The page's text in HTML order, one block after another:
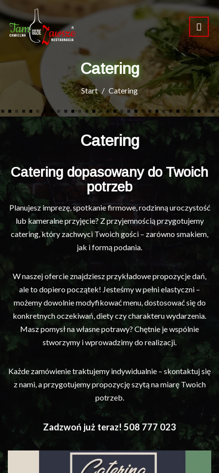
Catering
Start Catering
Catering
Catering dopasowany do Twoich
potrzeb
Planujesz imprezę, spotkanie firmowe, rodzinną uroczystość
lub kameralne przyjęcie? Z przyjemnością przygotujemy
catering, który zachwyci Twoich gości – zarówno smakiem,
jak i formą podania.
W naszej ofercie znajdziesz przykładowe propozycje dań,
ale to dopiero początek! Jesteśmy w pełni elastyczni –
możemy dowolnie modyfikować menu, dostosować się do
konkretnych oczekiwań, diety czy charakteru wydarzenia.
Masz pomysł na własne potrawy? Chętnie je wspólnie
stworzymy i wprowadzimy do realizacji.
Każde zamówienie traktujemy indywidualnie – skontaktuj się
z nami, a przygotujemy propozycję szytą na miarę Twoich
potrzeb.
Zadzwoń już teraz! 508 777 023